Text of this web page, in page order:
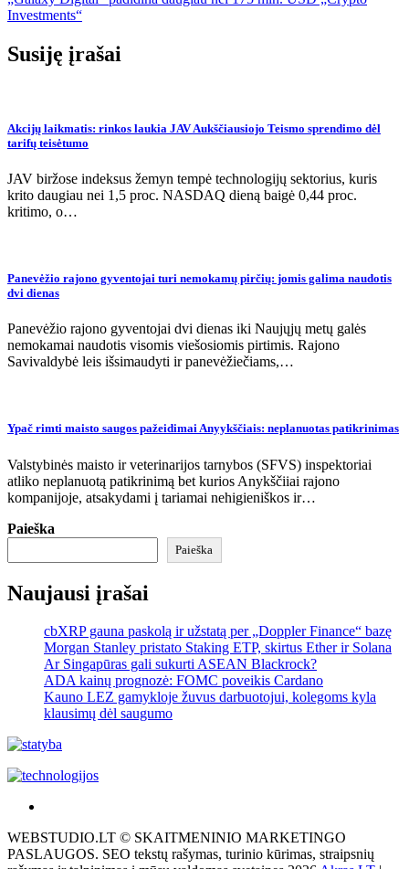
tarp
Investments“
Susiję įrašai
Akcijų laikmatis: rinkos laukia JAV Aukščiausiojo Teismo sprendimo dėl
tarifų teisėtumo
JAV biržose indeksus žemyn tempė technologijų sektorius, kuris
krito daugiau nei 1,5 proc. NASDAQ dieną baigė 0,44 proc.
kritimo, o…
Panevėžio rajono gyventojai turi nemokamų pirčių: jomis galima naudotis
dvi dienas
Panevėžio rajono gyventojai dvi dienas iki Naujųjų metų galės
nemokamai naudotis visomis viešosiomis pirtimis. Rajono
Savivaldybė leis išsimaudyti ir panevėžiečiams,…
Ypač rimti maisto saugos pažeidimai Anyykščiais: neplanuotas patikrinimas
Valstybinės maisto ir veterinarijos tarnybos (SFVS) inspektoriai
atliko neplanuotą patikrinimą bet kurios Anykščiiai rajono
kompanijoje, atsakydami į tariamai nehigieniškos ir…
Paieška
Paieška
Naujausi įrašai
cbXRP gauna paskolą ir užstatą per „Doppler Finance“ bazę
Morgan Stanley pristato Staking ETP, skirtus Ether ir Solana
Ar Singapūras gali sukurti ASEAN Blackrock?
ADA kainų prognozė: FOMC poveikis Cardano
Kauno LEZ gamykloje žuvus darbuotojui, kolegoms kyla
klausimų dėl saugumo
tai
žemės
WEBSTUDIO.LT © SKAITMENINIO MARKETINGO
PASLAUGOS. SEO tekstų rašymas, turinio kūrimas, straipsnių